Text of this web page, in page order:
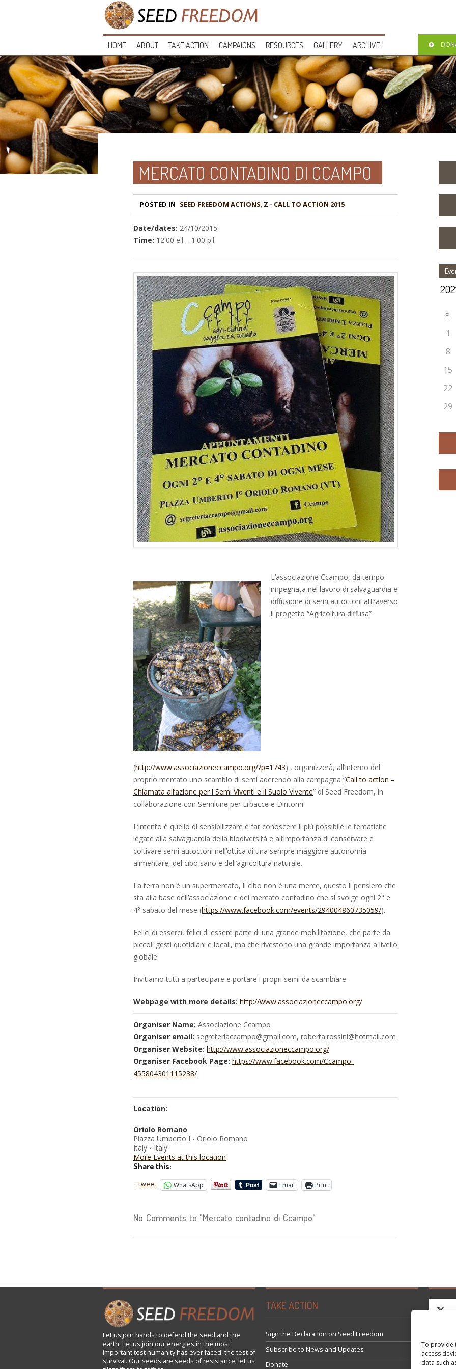
To provide
access
data such
HOME ABOUT TAKE ACTION CAMPAIGNS RESOURCES GALLERY ARCHIVE
MERCATO CONTADINO DI CCAMPO
POSTED IN , Z - CALL TO ACTION 2015
Date/dates: 24/10/2015
Time: 12:00 e.l. - 1:00 p.l.
L’associazione Ccampo, da tempo
impegnata nel lavoro di salvaguardia e
diffusione di semi autoctoni attraverso
il progetto “Agricoltura diffusa”
(http://www.associazioneccampo.org/?p=1743) , organizzerà, all’interno del
proprio mercato uno scambio di semi aderendo alla campagna “Call to action –
Chiamata all’azione per i Semi Viventi e il Suolo Vivente” di Seed Freedom, in
collaborazione con Semilune per Erbacce e Dintorni.
L’intento è quello di sensibilizzare e far conoscere il più possibile le tematiche
legate alla salvaguardia della biodiversità e all’importanza di conservare e
coltivare semi autoctoni nell’ottica di una sempre maggiore autonomia
alimentare, del cibo sano e dell’agricoltura naturale.
La terra non è un supermercato, il cibo non è una merce, questo il pensiero che
sta alla base dell’associazione e del mercato contadino che si svolge ogni 2° e
4° sabato del mese (https://www.facebook.com/events/294004860735059/).
Felici di esserci, felici di essere parte di una grande mobilitazione, che parte da
piccoli gesti quotidiani e locali, ma che rivestono una grande importanza a livello
globale.
Invitiamo tutti a partecipare e portare i propri semi da scambiare.
Webpage with more details: http://www.associazioneccampo.org/
Organiser Name: Associazione Ccampo
Organiser email: segreteriaccampo@gmail.com, roberta.rossini@hotmail.com
Organiser Website: http://www.associazioneccampo.org/
Organiser Facebook Page: https://www.facebook.com/Ccampo-
455804301115238/
Location:
Oriolo Romano
Piazza Umberto I - Oriolo Romano
Italy - Italy
More Events at this location
Share this:
Tweet WhatsApp Email Print
No Comments to "Mercato contadino di Ccampo"
E
1
8
15
22
29
Let us join hands to defend the seed and the
earth. Let us join our energies in the most
important test humanity has ever faced: the test of
survival. Our seeds are seeds of resistance; let us
TAKE ACTION
Sign the Declaration on Seed Freedom
Subscribe to News and Updates
Donate
Click